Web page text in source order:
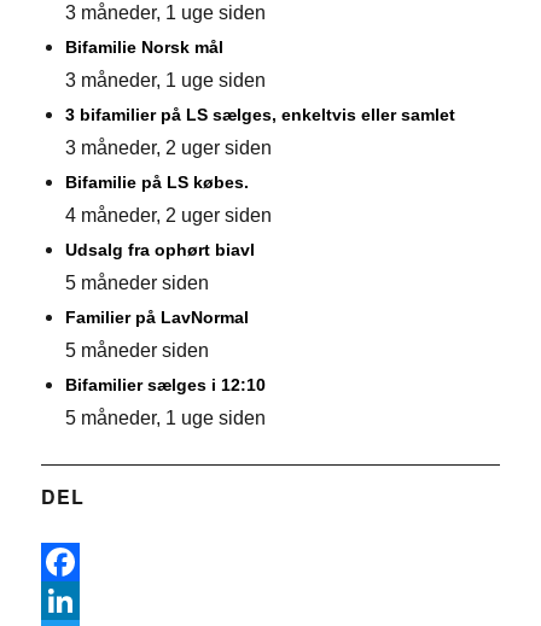
3 måneder, 1 uge siden
Bifamilie Norsk mål
3 måneder, 1 uge siden
3 bifamilier på LS sælges, enkeltvis eller samlet
3 måneder, 2 uger siden
Bifamilie på LS købes.
4 måneder, 2 uger siden
Udsalg fra ophørt biavl
5 måneder siden
Familier på LavNormal
5 måneder siden
Bifamilier sælges i 12:10
5 måneder, 1 uge siden
DEL
F